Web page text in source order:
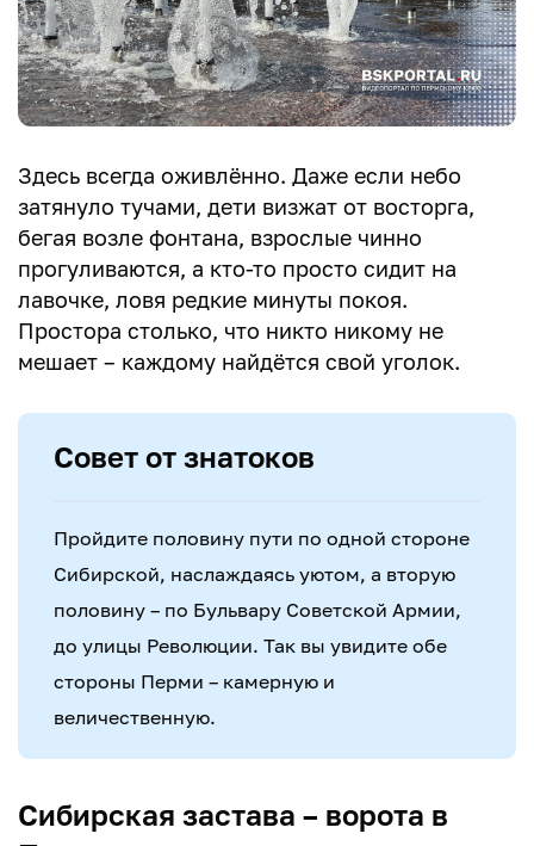
Здесь всегда оживлённо. Даже если небо
затянуло тучами, дети визжат от восторга,
бегая возле фонтана, взрослые чинно
прогуливаются, а кто-то просто сидит на
лавочке, ловя редкие минуты покоя.
Простора столько, что никто никому не
мешает – каждому найдётся свой уголок.
Совет от знатоков
Пройдите половину пути по одной стороне
Сибирской, наслаждаясь уютом, а вторую
половину – по Бульвару Советской Армии,
до улицы Революции. Так вы увидите обе
стороны Перми – камерную и
величественную.
Сибирская застава – ворота в